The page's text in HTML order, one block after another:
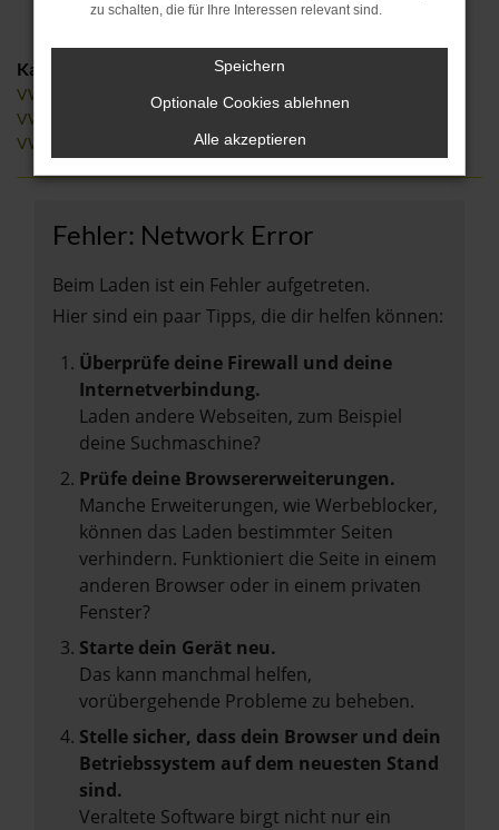
Kategorie
VW Touran Tageszulassung Forchheim
VW Touran Jahreswagen Forchheim
VW Touran Gebrauchtwagen Forchheim
Fehler: Network Error
Beim Laden ist ein Fehler aufgetreten.
Hier sind ein paar Tipps, die dir helfen können:
Überprüfe deine Firewall und deine
Internetverbindung.
Laden andere Webseiten, zum Beispiel
deine Suchmaschine?
Prüfe deine Browsererweiterungen.
Manche Erweiterungen, wie Werbeblocker,
können das Laden bestimmter Seiten
verhindern. Funktioniert die Seite in einem
anderen Browser oder in einem privaten
Fenster?
Starte dein Gerät neu.
Das kann manchmal helfen,
vorübergehende Probleme zu beheben.
Stelle sicher, dass dein Browser und dein
Betriebssystem auf dem neuesten Stand
sind.
Veraltete Software birgt nicht nur ein
zu schalten, die für Ihre Interessen relevant sind.
Speichern
Optionale Cookies ablehnen
Alle akzeptieren